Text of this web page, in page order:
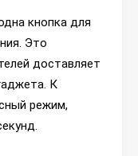
кнопка для
Это
доставляет
К
режим,